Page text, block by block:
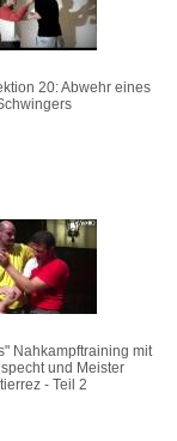
20: Abwehr eines
Nahkampftraining mit
und Meister
- Teil 2